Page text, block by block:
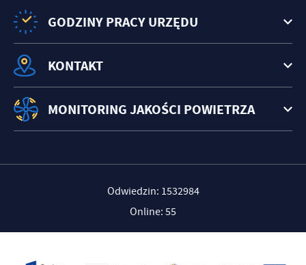
GODZINY PRACY URZĘDU
KONTAKT
MONITORING JAKOŚCI POWIETRZA
Odwiedzin: 1532984
Online: 55